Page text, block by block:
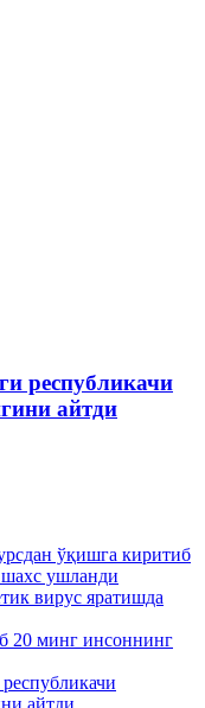
республикачи
айтди
ўқишга киритиб
ушланди
вирус яратишда
20 минг инсоннинг